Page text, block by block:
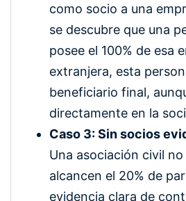
como socio a una
se descubre que una
posee el 100% de esa
extranjera, esta
beneficiario final,
directamente en la
Caso 3: Sin socios
Una asociación civil
alcancen el 20% de
evidencia clara de